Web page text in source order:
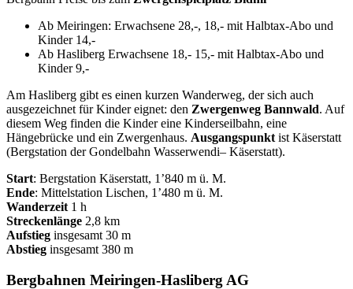
Ab Meiringen: Erwachsene 28,-, 18,- mit Halbtax-Abo und
Kinder 14,-
Ab Hasliberg Erwachsene 18,- 15,- mit Halbtax-Abo und
Kinder 9,-
Am Hasliberg gibt es einen kurzen Wanderweg, der sich auch
ausgezeichnet für Kinder eignet: den Zwergenweg Bannwald. Auf
diesem Weg finden die Kinder eine Kinderseilbahn, eine
Hängebrücke und ein Zwergenhaus. Ausgangspunkt ist Käserstatt
(Bergstation der Gondelbahn Wasserwendi– Käserstatt).
Start: Bergstation Käserstatt, 1’840 m ü. M.
Ende: Mittelstation Lischen, 1’480 m ü. M.
Wanderzeit 1 h
Streckenlänge 2,8 km
Aufstieg insgesamt 30 m
Abstieg insgesamt 380 m
Bergbahnen Meiringen-Hasliberg AG